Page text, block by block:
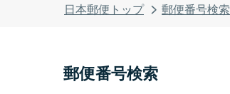
日本郵便トップ 郵便番号検索
郵便番号検索